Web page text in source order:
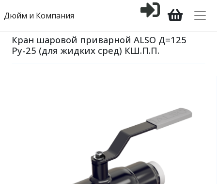
Дюйм и Компания
Кран шаровой приварной ALSO Д=125
Ру-25 (для жидких сред) КШ.П.П.